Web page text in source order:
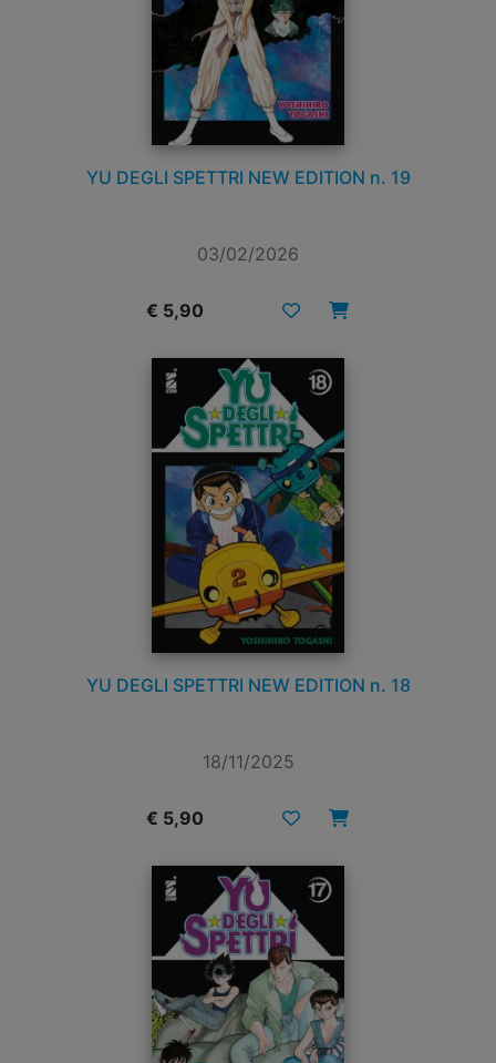
YU DEGLI SPETTRI NEW EDITION n. 19
03/02/2026
€ 5,90
YU DEGLI SPETTRI NEW EDITION n. 18
18/11/2025
€ 5,90